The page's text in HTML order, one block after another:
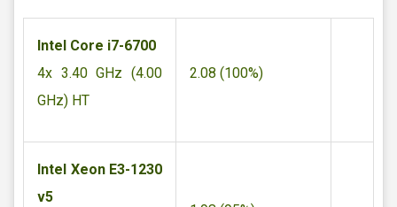
Intel Core i7-6700
4x 3.40 GHz (4.00
GHz) HT
2.08 (100%)
Intel Xeon E3-1230
v5